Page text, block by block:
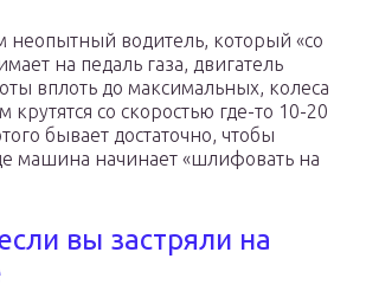
неопытный водитель, который «со
на педаль газа, двигатель
вплоть до максимальных, колеса
крутятся со скоростью где-то 10-20
бывает достаточно, чтобы
машина начинает «шлифовать на
вы застряли на